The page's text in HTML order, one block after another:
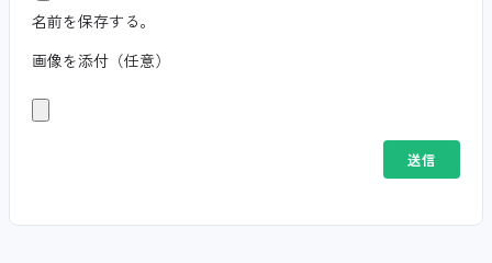
名前を保存する。
画像を添付（任意）